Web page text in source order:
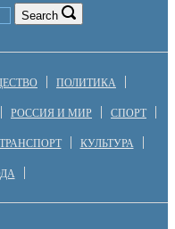
Search
ПОЛИТИКА
РОССИЯ И МИР СПОРТ
ТРАНСПОРТ КУЛЬТУРА